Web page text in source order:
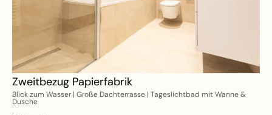
Zweitbezug Papierfabrik
Blick zum Wasser | Große Dachterrasse | Tageslichtbad mit Wanne &
Dusche